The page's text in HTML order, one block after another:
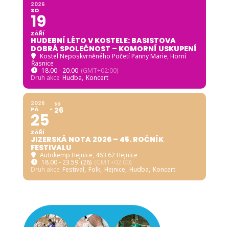
2026
SO
19
ZÁŘÍ
HUDEBNÍ LÉTO V KOSTELE: BASISTOVA
DOBRÁ SPOLEČNOST – KOMORNÍ USKUPENÍ
Kostel Neposkvrněného Početí Panny Marie, Horní
Řasnice
18.00 - 20.00 (GMT+02:00)
Druh akce Hudba, Koncert
2026
PÁ
25
ZÁŘÍ
SO
26
JIZERSKÁ NOTA 2026 – 45. ROČNÍK
FESTIVALU
Autokemp Hejnice, 463 62 Hejnice
18.00 - 23.59 (26) (GMT+02:00)
Druh akce Festival, Folk, Hejnice, Hudba, Koncert